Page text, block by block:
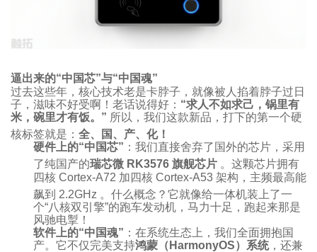
逼出来的“中国芯”与“中国魂”
过去这些年，核心技术老是卡脖子，就像被人掐着脖子过日
子，滋味不好受啊！老话说得好： “求人不如求己，锅里有
米，碗里才有饭。” 所以，我们这款新品，打下的第一个硬
核标签就是： 全、国、产、化！
硬件上的“中国芯” ：我们直接舍弃了国外的芯片，采用
了纯国产的瑞芯微 RK3576 旗舰芯片 。这颗芯片拥有
四核 Cortex-A72 加四核 Cortex-A53 架构，主频最高能
飙到 2.2GHz 。什么概念？它就像给一体机装上了一
个“八核双引擎”的跑车发动机，马力十足，跑起来那是
风驰电掣！
软件上的“中国魂” ：在系统生态上，我们全面拥抱国
产。它不仅完美支持鸿蒙（HarmonyOS）系统，还兼